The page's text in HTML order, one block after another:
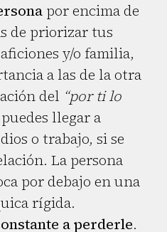
por encima de
de priorizar tus
y/o familia,
a las de la otra
del “por ti lo
llegar a
o trabajo, si se
La persona
por debajo en una
rígida.
a perderle.